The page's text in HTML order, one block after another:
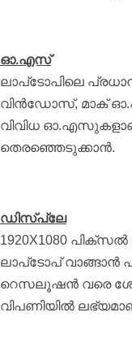
ഓ.എസ്
ലാപ്‌ടോപിലെ പ്രധാന
വിന്‍ഡോസ്, മാക്
വിവിധ
തെരഞ്ഞെടുക്കാന്‍.
ഡിസ്‌പ്ലേ
1920X1080
ലാപ്‌ടോപ് വാങ്ങാന്‍
റെസലൂഷന്‍ വരെ
വിപണിയില്‍